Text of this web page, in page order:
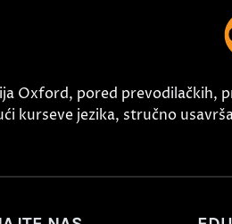
Oxford, pored prevodilačkih,
kurseve jezika, stručno